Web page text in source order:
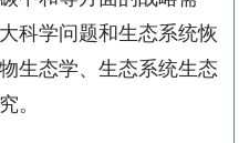
科学问题和生态系统恢
生态学、生态系统生态
。